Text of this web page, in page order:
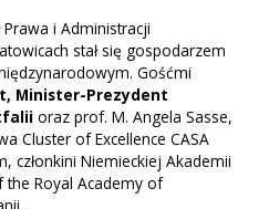
i Administracji
stał się gospodarzem
Gośćmi
Minister-Prezydent
oraz prof. M. Angela Sasse,
Cluster of Excellence CASA
członkini Niemieckiej Akademii
Royal Academy of